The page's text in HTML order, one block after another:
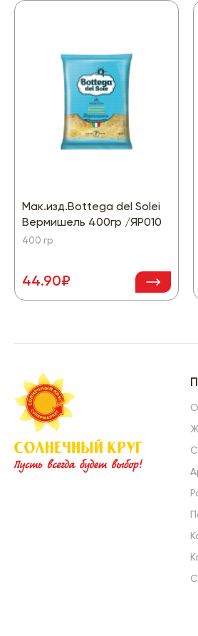
Мак.изд.Bottega del Solei
Вермишель 400гр /ЯР010
400 гр
44.90₽